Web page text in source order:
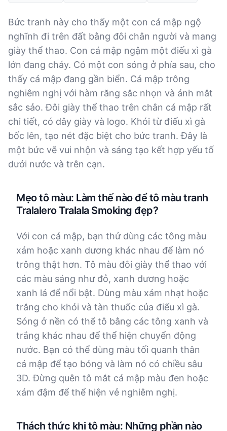
Bức tranh này cho thấy một con cá mập ngộ
nghĩnh đi trên đất bằng đôi chân người và mang
giày thể thao. Con cá mập ngậm một điếu xì gà
lớn đang cháy. Có một con sóng ở phía sau, cho
thấy cá mập đang gần biển. Cá mập trông
nghiêm nghị với hàm răng sắc nhọn và ánh mắt
sắc sảo. Đôi giày thể thao trên chân cá mập rất
chi tiết, có dây giày và logo. Khói từ điếu xì gà
bốc lên, tạo nét đặc biệt cho bức tranh. Đây là
một bức vẽ vui nhộn và sáng tạo kết hợp yếu tố
dưới nước và trên cạn.
Mẹo tô màu: Làm thế nào để tô màu tranh
Tralalero Tralala Smoking đẹp?
Với con cá mập, bạn thử dùng các tông màu
xám hoặc xanh dương khác nhau để làm nó
trông thật hơn. Tô màu đôi giày thể thao với
các màu sáng như đỏ, xanh dương hoặc
xanh lá để nổi bật. Dùng màu xám nhạt hoặc
trắng cho khói và tàn thuốc của điếu xì gà.
Sóng ở nền có thể tô bằng các tông xanh và
trắng khác nhau để thể hiện chuyển động
nước. Bạn có thể dùng màu tối quanh thân
cá mập để tạo bóng và làm nó có chiều sâu
3D. Đừng quên tô mắt cá mập màu đen hoặc
xám đậm để thể hiện vẻ nghiêm nghị.
Thách thức khi tô màu: Những phần nào